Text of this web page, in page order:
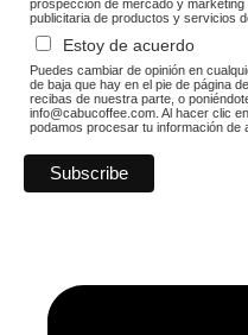
prospección de mercado y
publicitaria de productos y servicios
Estoy de acuerdo
Puedes cambiar de opinión en
de baja que hay en el pie de página
recibas de nuestra parte, o
info@cabucoffee.com. Al hacer clic
podamos procesar tu información de